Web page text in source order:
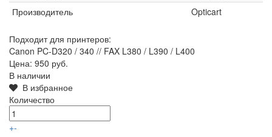
Производитель
Opticart
Подходит для принтеров:
Canon PC-D320 / 340 // FAX L380 / L390 / L400
Цена: 950 руб.
В наличии
В избранное
Количество
+-